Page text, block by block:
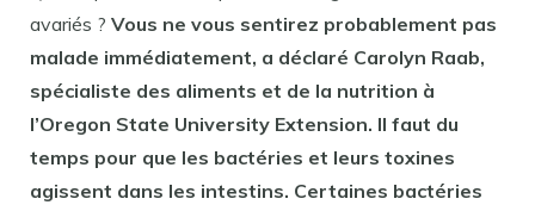
avariés ? Vous ne vous sentirez probablement pas
malade immédiatement, a déclaré Carolyn Raab,
spécialiste des aliments et de la nutrition à
l’Oregon State University Extension. Il faut du
temps pour que les bactéries et leurs toxines
agissent dans les intestins. Certaines bactéries